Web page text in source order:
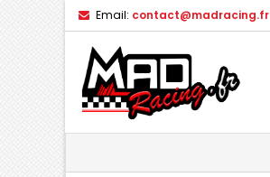
Email: contact@madracing.fr